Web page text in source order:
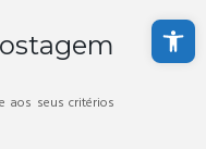
Abrir a barra de ferramentas
aos seus critérios